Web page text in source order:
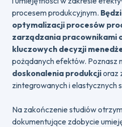
procesem produkcyjnym.
optymalizacji procesów
zarządzania pracownikami
kluczowych decyzji
pożądanych efektów. Poznasz
doskonalenia produkcjioraz
zintegrowanych i elastycznych
Na zakończenie studiów
dokumentujące zdobycie